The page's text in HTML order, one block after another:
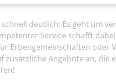
deutlich: Es geht um
Service schafft
Erbengemeinschaften oder
Angebote an, die